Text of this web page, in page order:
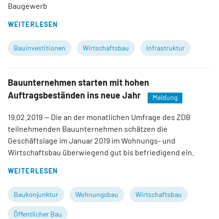
Baugewerb
WEITERLESEN
Bauinvestitionen Wirtschaftsbau Infrastruktur
Bauunternehmen starten mit hohen
Auftragsbeständen ins neue Jahr
Meldung
19.02.2019— Die an der monatlichen Umfrage des ZDB
teilnehmenden Bauunternehmen schätzen die
Geschäftslage im Januar 2019 im Wohnungs- und
Wirtschaftsbau überwiegend gut bis befriedigend ein.
WEITERLESEN
Baukonjunktur Wohnungsbau Wirtschaftsbau
Öffentlicher Bau